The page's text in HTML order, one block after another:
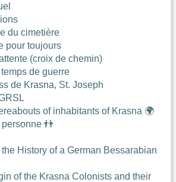
du cimetière
pour toujours
(croix de chemin)
de guerre
de Krasna, St. Joseph
of inhabitants of Krasna 🌍
👬
the History of a German Bessarabian
of the Krasna Colonists and their